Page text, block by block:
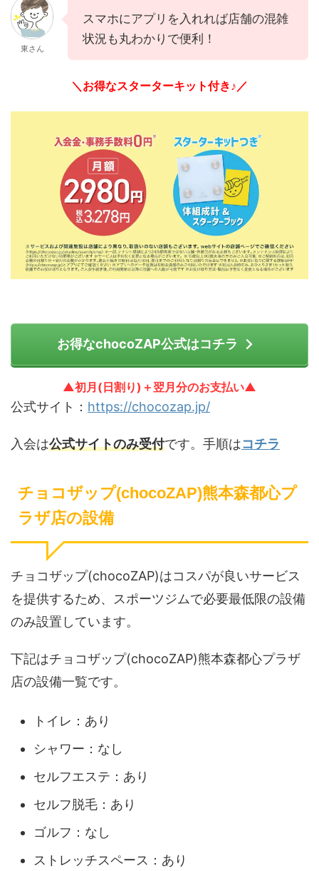
東さん
スマホにアプリを入れれば店舗の混雑
状況も丸わかりで便利！
＼お得なスターターキット付き♪／
お得なchocoZAP公式はコチラ
▲初月(日割り)＋翌月分のお支払い▲
公式サイト： https://chocozap.jp/
入会は公式サイトのみ受付です。手順はコチラ
チョコザップ(chocoZAP)熊本森都心プ
ラザ店の設備
チョコザップ(chocoZAP)はコスパが良いサービス
を提供するため、スポーツジムで必要最低限の設備
のみ設置しています。
下記はチョコザップ(chocoZAP)熊本森都心プラザ
店の設備一覧です。
トイレ：あり
シャワー：なし
セルフエステ：あり
セルフ脱毛：あり
ゴルフ：なし
ストレッチスペース：あり